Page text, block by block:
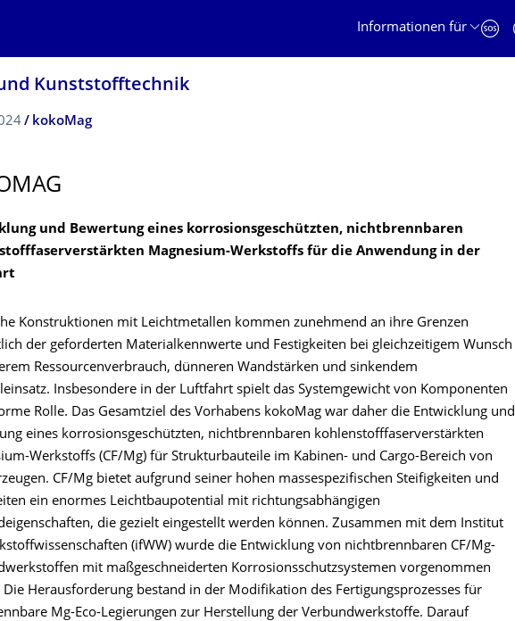
Informationen für
Kunststofftechnik
kokoMag
und Bewertung eines korrosionsgeschützten, nichtbrennbaren
Magnesium-Werkstoffs für die Anwendung in der
Konstruktionen mit Leichtmetallen kommen zunehmend an ihre Grenzen
der geforderten Materialkennwerte und Festigkeiten bei gleichzeitigem Wunsch
Ressourcenverbrauch, dünneren Wandstärken und sinkendem
Insbesondere in der Luftfahrt spielt das Systemgewicht von Komponenten
Rolle. Das Gesamtziel des Vorhabens kokoMag war daher die Entwicklung und
eines korrosionsgeschützten, nichtbrennbaren kohlenstofffaserverstärkten
Werkstoffs (CF/Mg) für Strukturbauteile im Kabinen- und Cargo-Bereich von
CF/Mg bietet aufgrund seiner hohen massespezifischen Steifigkeiten und
ein enormes Leichtbaupotential mit richtungsabhängigen
die gezielt eingestellt werden können. Zusammen mit dem Institut
(ifWW) wurde die Entwicklung von nichtbrennbaren CF/Mg-
mit maßgeschneiderten Korrosionsschutzsystemen vorgenommen
Die Herausforderung bestand in der Modifikation des Fertigungsprozesses für
Mg-Eco-Legierungen zur Herstellung der Verbundwerkstoffe. Darauf